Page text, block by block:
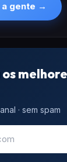
a gente →
os
· sem spam